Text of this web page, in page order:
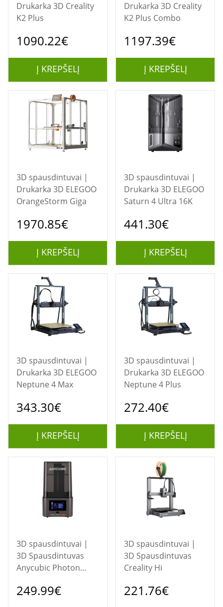
Drukarka 3D Creality
K2 Plus
1090.22€
Į KREPŠELĮ
Drukarka 3D Creality
K2 Plus Combo
1197.39€
Į KREPŠELĮ
3D spausdintuvai |
Drukarka 3D ELEGOO
OrangeStorm Giga
1970.85€
Į KREPŠELĮ
3D spausdintuvai |
Drukarka 3D ELEGOO
Saturn 4 Ultra 16K
441.30€
Į KREPŠELĮ
3D spausdintuvai |
Drukarka 3D ELEGOO
Neptune 4 Max
343.30€
Į KREPŠELĮ
3D spausdintuvai |
Drukarka 3D ELEGOO
Neptune 4 Plus
272.40€
Į KREPŠELĮ
3D spausdintuvai |
3D Spausdintuvas
Anycubic Photon
249.99€
3D spausdintuvai |
3D Spausdintuvas
Creality Hi
221.76€